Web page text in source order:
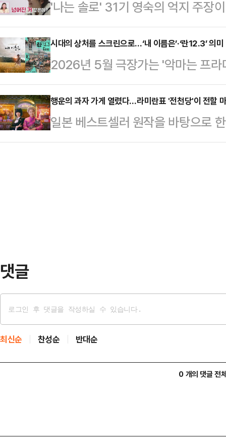
그의 문제 의식이 한 단계 더 확장
를 대신해 …
능으로 세상을 놀라게 한 마이클 잭
은 영화다. 소년 시절 ‘잭슨 파이브
의 음악과 무대를 스크린에 옮겼다.
뮤지션 자파 잭슨이 맡았다. 연출은
날’ …
'나는 솔로' 31기 영숙의 억지 주장
일 SBS Plus·ENA 리얼 데이팅 프
권을 두고 31기 솔로남녀들의 경쟁
는 경수의 1순위 순자와 2순위 영
에서 영숙은 온 힘을 다해 순자를
풀리며 스스로 넘어졌다. 결국 순자
트권을 차지했다.이후 여자 출연자
다. 영숙이…
시대의 상처를 스크린으로…‘내 이름은’·‘란12.3’ 의
2026년 5월 극장가는 '악마는 프
할리우드 대작들이 흥행을 이끄는
을 정면으로 응시한 영화들이 의미
과 23만 관객을 돌파하며 선전 중
12.3'은 대형 상업영화 중심으로 재
행운의 과자 가게 열렸다…라미란표 '전천당'이 전할
일본 베스트셀러 원작을 바탕으로
적인 정서와 판타지를 입고 관객들
댓글
최신순 찬성순 반대순
0 개의 댓글 전